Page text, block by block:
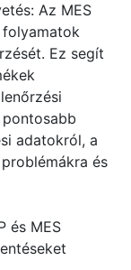
Az MES
Ez segít
adatokról, a
és
és MES